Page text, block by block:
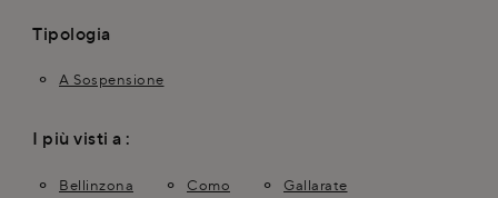
Tipologia
A Sospensione
I più visti a :
Bellinzona Como Gallarate